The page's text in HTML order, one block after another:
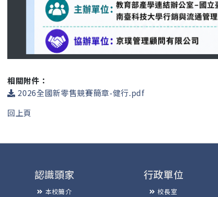
相關附件：
2026全國新零售競賽簡章-健行.pdf
回上頁
認識頭家
本校簡介
行政單位
校長室